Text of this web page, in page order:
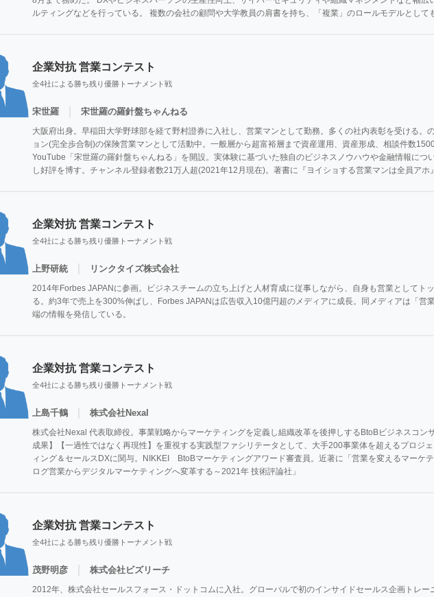
ルティングなどを行っている。 複数の会社の顧問や大学教員の肩書を持ち、「複業」のロールモデルとして
企業対抗 営業コンテスト
全4社による勝ち残り優勝トーナメント戦
宋世羅 宋世羅の羅針盤ちゃんねる
大阪府出身。早稲田大学野球部を経て野村證券に入社し、営業マンとして勤務。多くの社内表彰を受ける。
ョン(完全歩合制)の保険営業マンとして活動中。一般層から超富裕層まで資産運用、資産形成、相談件数
YouTube「宋世羅の羅針盤ちゃんねる」を開設。実体験に基づいた独自のビジネスノウハウや金融情報につ
し好評を博す。チャンネル登録者数21万人超(2021年12月現在)。著書に『ヨイショする営業マンは全員アホ
企業対抗 営業コンテスト
全4社による勝ち残り優勝トーナメント戦
上野研統 リンクタイズ株式会社
2014年Forbes JAPANに参画。ビジネスチームの立ち上げと人材育成に従事しながら、自身も営業としてト
る。約3年で売上を300%伸ばし、Forbes JAPANは広告収入10億円超のメディアに成長。同メディアは「営
端の情報を発信している。
企業対抗 営業コンテスト
全4社による勝ち残り優勝トーナメント戦
上島千鶴 株式会社Nexal
株式会社Nexal 代表取締役。事業戦略からマーケティングを定義し組織改革を後押しするBtoBビジネスコン
成果】【一過性ではなく再現性】を重視する実践型ファシリテータとして、大手200事業体を超えるプロジ
ィング＆セールスDXに関与。NIKKEI　BtoBマーケティングアワード審査員。近著に「営業を変えるマーケ
ログ営業からデジタルマーケティングへ変革する～2021年 技術評論社」
企業対抗 営業コンテスト
全4社による勝ち残り優勝トーナメント戦
茂野明彦 株式会社ビズリーチ
2012年、株式会社セールスフォース・ドットコムに⼊社。グローバルで初のインサイドセールス企画トレー